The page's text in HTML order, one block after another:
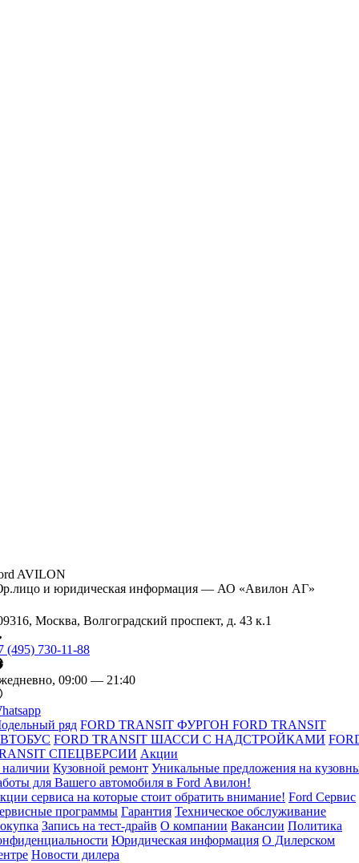
AVILON
и юридическая информация — АО «Авилон АГ»
Москва, Волгоградский проспект, д. 43 к.1
(495) 730-11-88
09:00 — 21:40
ряд FORD TRANSIT ФУРГОН FORD TRANSIT
FORD TRANSIT ШАССИ С НАДСТРОЙКАМИ
СПЕЦВЕРСИИ Акции
Кузовной ремонт Уникальные предложения на
для Вашего автомобиля в Ford Авилон!
сервиса на которые стоит обратить внимание! Ford Сервис
программы Гарантия Техническое обслуживание
Запись на тест-драйв О компании Вакансии Политика
Юридическая информация О Дилерском
Новости дилера